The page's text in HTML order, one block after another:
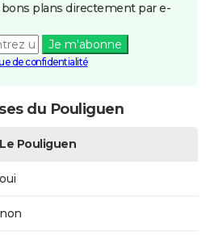
bons plans directement par e-
Je m'abonne
de confidentialité
du Pouliguen
Le Pouliguen
oui
non